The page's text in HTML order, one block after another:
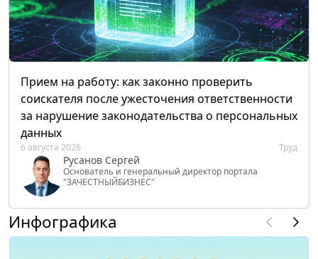
Прием на работу: как законно проверить
соискателя после ужесточения ответственности
за нарушение законодательства о персональных
данных
6 августа 2026 Труд
Русанов Сергей
Основатель и генеральный директор портала
"ЗАЧЕСТНЫЙБИЗНЕС"
Инфографика